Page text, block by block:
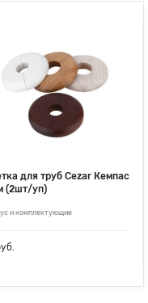
для труб Cezar Кемпас
(2шт/уп)
и комплектующие